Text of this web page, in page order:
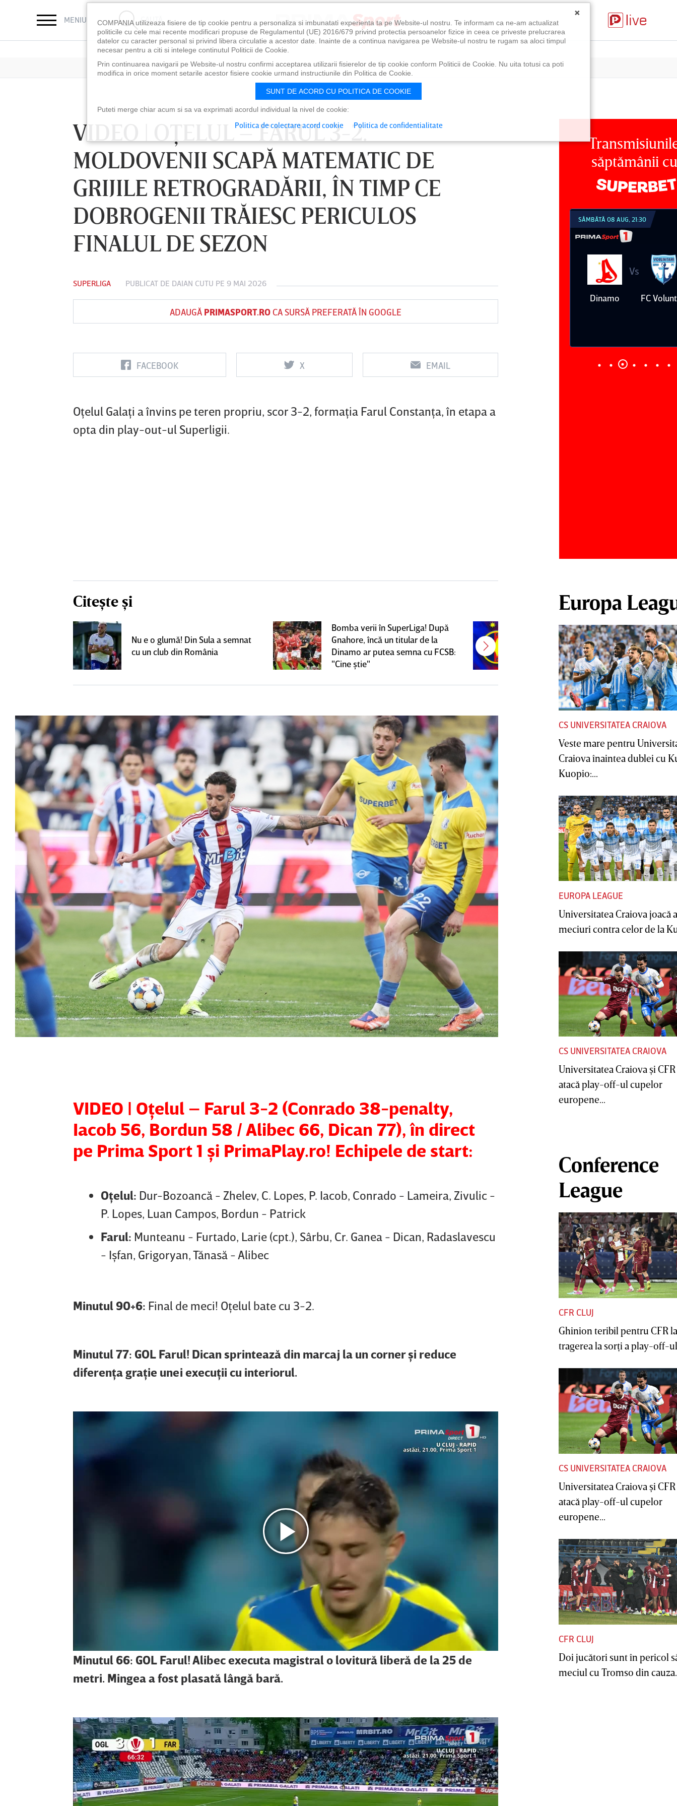
MENIU CAUTĂ
VIDEO | OŢELUL – FARUL 3-2.
MOLDOVENII SCAPĂ MATEMATIC DE
GRIJILE RETROGRADĂRII, ÎN TIMP CE
DOBROGENII TRĂIESC PERICULOS
FINALUL DE SEZON
SUPERLIGA PUBLICAT DE DAIAN CUTU PE 9 MAI 2026
ADAUGĂ PRIMASPORT.ROCA SURSĂ PREFERATĂ ÎN GOOGLE
FACEBOOK X EMAIL
Oţelul Galaţi a învins pe teren propriu, scor 3-2, formaţia Farul Constanţa, în etapa a
opta din play-out-ul Superligii.
Citește și
Nu e o glumă! Din Sula a semnat
cu un club din România
Bomba verii în SuperLiga! După
Gnahore, încă un titular de la
Dinamo ar putea semna cu FCSB:
"Cine ştie"
E gata! FCSB a transferat un
jucător campion şi câştigător de
VIDEO | Oţelul – Farul 3-2 (Conrado 38-penalty,
Iacob 56, Bordun 58 / Alibec 66, Dican 77), în direct
pe Prima Sport 1 şi PrimaPlay.ro! Echipele de start:
Oţelul: Dur-Bozoancă - Zhelev, C. Lopes, P. Iacob, Conrado - Lameira, Zivulic -
P. Lopes, Luan Campos, Bordun - Patrick
Farul: Munteanu - Furtado, Larie (cpt.), Sârbu, Cr. Ganea - Dican, Radaslavescu
- Işfan, Grigoryan, Tănasă - Alibec
Minutul 90+6: Final de meci! Oţelul bate cu 3-2.
Minutul 77: GOL Farul! Dican sprintează din marcaj la un corner şi reduce
diferenţa graţie unei execuţii cu interiorul.
Minutul 66: GOL Farul! Alibec executa magistral o lovitură liberă de la 25 de
metri. Mingea a fost plasată lângă bară.
săptămânii cu
LUNI 10 AUG, 21:30
Sepsi OSK Sf
FCSB
VINERI 07 AUG, 21:00
UTA Arad Rapid
SÂMBĂTĂ 08 AUG, 18:30
Farul
Constanţa
Csikszereda Dinamo
DUMINICĂ 09 AUG, 18:30
Petrolul
Vs
Oţelul
Europa
CS UNIVERSITATEA CRAIOVA
Veste mare pentru
Craiova înaintea dublei cu
Kuopio:...
EUROPA LEAGUE
Universitatea Craiova joacă
meciuri contra celor de la
CS UNIVERSITATEA CRAIOVA
Universitatea Craiova şi
atacă play-off-ul cupelor
europene...
Conference
League
CFR CLUJ
Ghinion teribil pentru CFR la
tragerea la sorţi a play-off-
CS UNIVERSITATEA CRAIOVA
Universitatea Craiova şi
atacă play-off-ul cupelor
europene...
CFR CLUJ
Doi jucători sunt în pericol
meciul cu Tromso din
×
COMPANIA utilizeaza fisiere de tip cookie pentru a personaliza si imbunatati experienta ta pe Website-ul nostru. Te informam ca ne-am actualizat
politicile cu cele mai recente modificari propuse de Regulamentul (UE) 2016/679 privind protectia persoanelor fizice in ceea ce priveste prelucrarea
datelor cu caracter personal si privind libera circulatie a acestor date. Inainte de a continua navigarea pe Website-ul nostru te rugam sa aloci timpul
necesar pentru a citi si intelege continutul Politicii de Cookie.
Prin continuarea navigarii pe Website-ul nostru confirmi acceptarea utilizarii fisierelor de tip cookie conform Politicii de Cookie. Nu uita totusi ca poti
modifica in orice moment setarile acestor fisiere cookie urmand instructiunile din Politica de Cookie.
SUNT DE ACORD CU POLITICA DE COOKIE
Puteti merge chiar acum si sa va exprimati acordul individual la nivel de cookie:
Politica de colectare acord cookie Politica de confidentialitate